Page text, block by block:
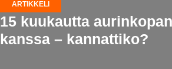
ARTIKKELI
15 kuukautta
kanssa – kannattiko?